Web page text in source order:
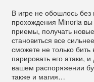
В игре не обошлось без
прохождения Minoria вы
приемы, получать
становиться все
сможете не только
парировать его атаки,
вашем распоряжении
также и магия…